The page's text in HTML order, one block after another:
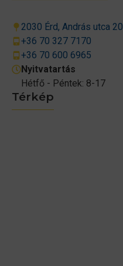
Térkép
2030 Érd, András utca 20.
+36 70 327 7170
+36 70 600 6965
Nyitvatartás
Hétfő - Péntek: 8-17